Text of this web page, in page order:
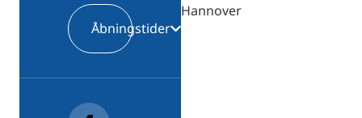
Hannover
Åbningstider